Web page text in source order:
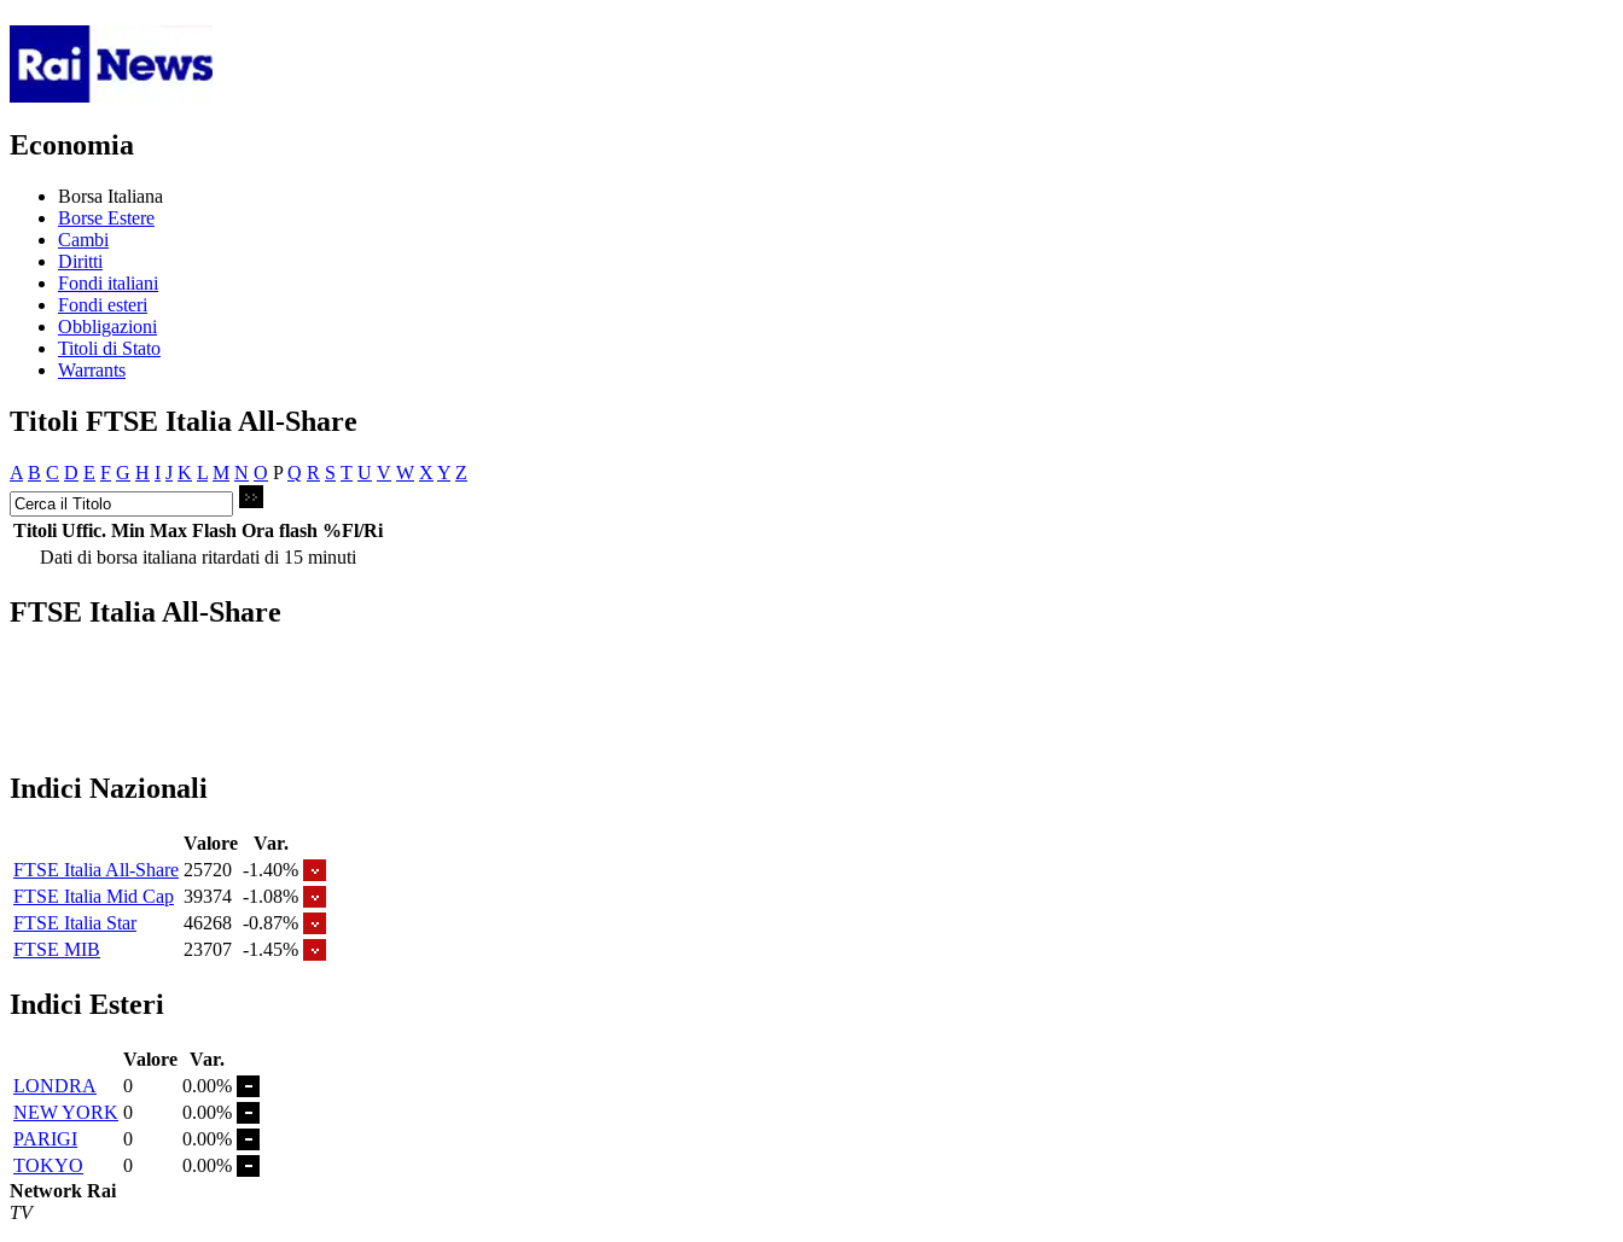
Economia
Borsa Italiana
Borse Estere
Cambi
Diritti
Fondi italiani
Fondi esteri
Obbligazioni
Titoli di Stato
Warrants
Titoli FTSE Italia All-Share
A B C D E F G H I J K L M N O PQ R S T U V W X Y Z
Titoli Uffic. Min Max Flash Ora flash %Fl/Ri
Dati di borsa italiana ritardati di 15 minuti
FTSE Italia All-Share
Indici Nazionali
Valore
Var.
FTSE Italia All-Share 25720 -1.40%
FTSE Italia Mid Cap 39374 -1.08%
FTSE Italia Star
46268 -0.87%
FTSE MIB
23707 -1.45%
Indici Esteri
Valore Var.
LONDRA
0
0.00%
NEW YORK 0
0.00%
PARIGI
0
0.00%
TOKYO
0
0.00%
Network Rai
TV